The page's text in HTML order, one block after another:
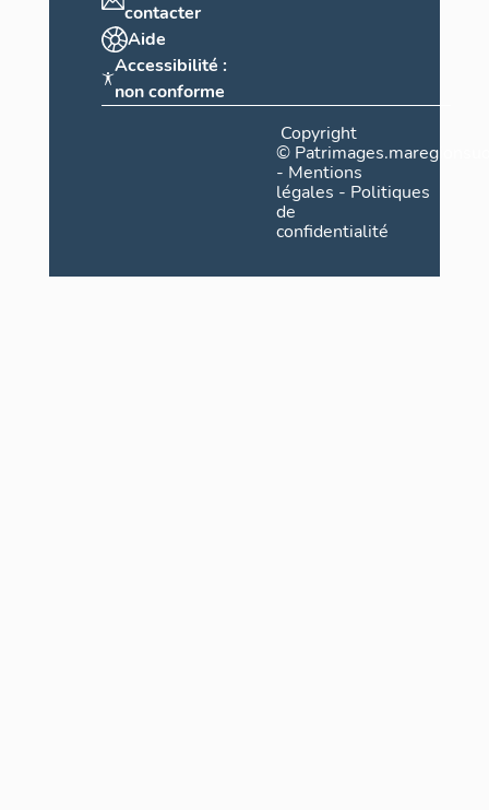
contacter
Aide
Accessibilité :
non conforme
Copyright
©
- Mentions
légales - Politiques
de
confidentialité